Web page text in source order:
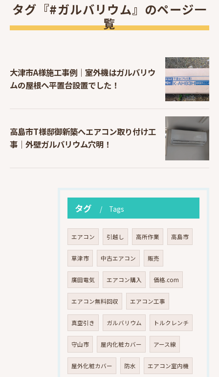
タグ『#ガルバリウム』のページ一
覧
大津市A様施工事例｜室外機はガルバリウ
ムの屋根へ平置台設置でした！
高島市T様邸御新築へエアコン取り付け工
事｜外壁ガルバリウム穴明！
タグ Tags
エアコン 引越し 高所作業 高島市
草津市 中古エアコン 販売
廣田電気 エアコン購入 価格.com
エアコン無料回収 エアコン工事
真空引き ガルバリウム トルクレンチ
守山市 屋内化粧カバー アース線
屋外化粧カバー 防水 エアコン室内機